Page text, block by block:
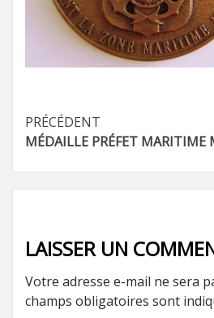
Navigation
d’article
PRÉCÉDENT
MÉDAILLE PRÉFET MARITIME
LAISSER UN
Votre adresse e-mail ne sera
champs obligatoires sont